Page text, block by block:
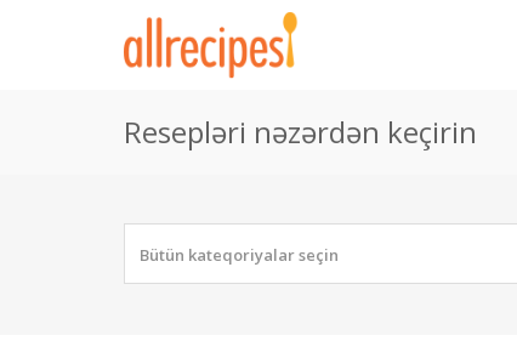
Resepləri nəzərdən keçirin
Bütün kateqoriyalar seçin